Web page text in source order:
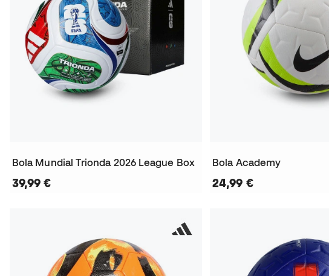
Bola Mundial Trionda 2026 League Box
39,99 €
Bola Academy
24,99 €